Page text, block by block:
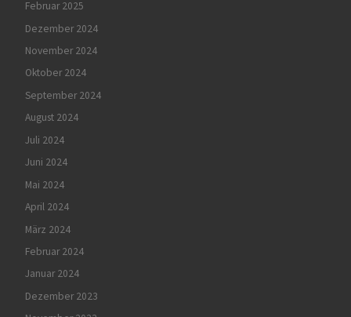
Februar 2025
Dezember 2024
November 2024
Oktober 2024
September 2024
August 2024
Juli 2024
Juni 2024
Mai 2024
April 2024
März 2024
Februar 2024
Januar 2024
Dezember 2023